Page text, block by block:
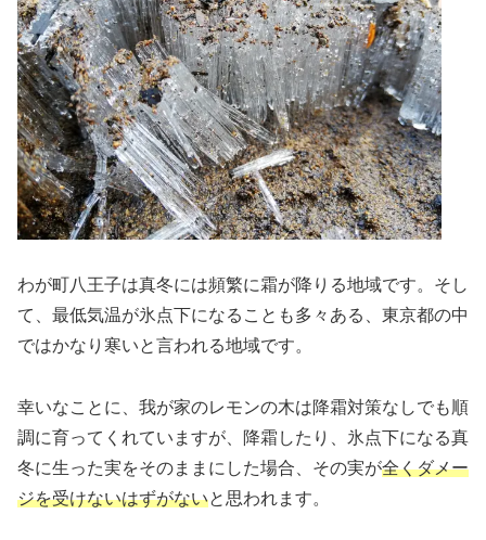
わが町八王子は真冬には頻繁に霜が降りる地域です。そし
て、最低気温が氷点下になることも多々ある、東京都の中
ではかなり寒いと言われる地域です。
幸いなことに、我が家のレモンの木は降霜対策なしでも順
調に育ってくれていますが、降霜したり、氷点下になる真
冬に生った実をそのままにした場合、その実が全くダメー
ジを受けないはずがないと思われます。